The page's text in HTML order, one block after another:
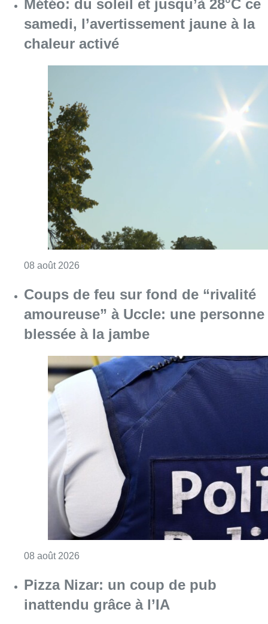
Météo: du soleil et jusqu’à 28°C ce
samedi, l’avertissement jaune à la
chaleur activé
08 août 2026
Coups de feu sur fond de “rivalité
amoureuse” à Uccle: une personne
blessée à la jambe
08 août 2026
Pizza Nizar: un coup de pub
inattendu grâce à l’IA